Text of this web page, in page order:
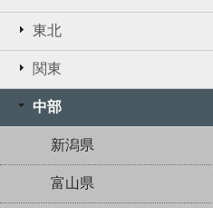
東北
関東
中部
新潟県
富山県